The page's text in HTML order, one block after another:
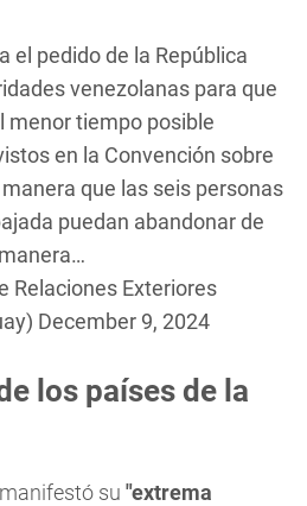
el pedido de la República
venezolanas para que
menor tiempo posible
en la Convención sobre
que las seis personas
puedan abandonar de
manera…
Relaciones Exteriores
December 9, 2024
los países de la
su "extrema